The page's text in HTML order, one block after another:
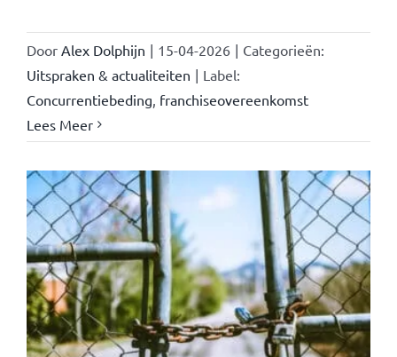
Door Alex Dolphijn | 15-04-2026 | Categorieën:
Uitspraken & actualiteiten | Label:
Concurrentiebeding franchiseovereenkomst
Lees Meer